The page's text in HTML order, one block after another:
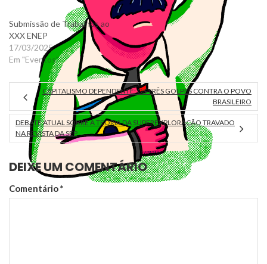
Submissão de Trabalhos ao
XXX ENEP
17/03/2025
Em "Eventos"
CAPITALISMO DEPENDENTE: OS TRÊS GOLPES CONTRA O POVO
BRASILEIRO
DEBATE ATUAL SOBRE A TEORIA DA SUPEREXPLORAÇÃO TRAVADO
NA REVISTA DA SEP
DEIXE UM COMENTÁRIO
Comentário*